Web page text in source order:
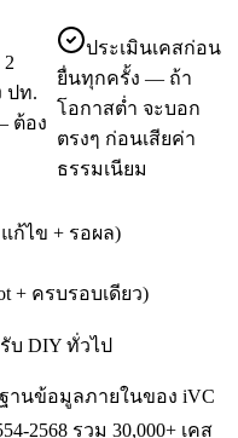
ปท.
ต้อง
ประเมินเคสก่อน
ยื่นทุกครั้ง — ถ้า
โอกาสต่ำ จะบอก
ตรงๆ ก่อนเสียค่า
ธรรมเนียม
ก้ไข + รอผล)
+ ครบรอบเดียว)
บ DIY ทั่วไป
านข้อมูลภายในของ iVC
2568 รวม 30,000+ เคส